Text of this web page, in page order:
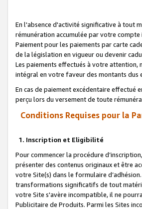
En l'absence d'activité significative à tout
rémunération accumulée par votre
Paiement pour les paiements par carte
de la législation en vigueur ou devenir
Les paiements effectués à votre
intégral en votre faveur des montants dus
En cas de paiement excédentaire
perçu lors du versement de toute
Conditions Requises pour la
1. Inscription et Eligibilité
Pour commencer la procédure
présenter des contenus originaux et être
votre Site(s) dans le formulaire
transformations significatifs de tout
votre Site s'avère incompatible, il ne
Publicitaire de Produits. Parmi les Sites